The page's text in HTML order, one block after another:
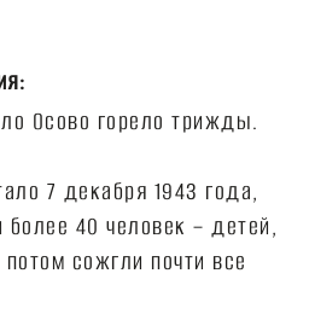
Осово горело трижды.
7 декабря 1943 года,
40 человек – детей,
сожгли почти все